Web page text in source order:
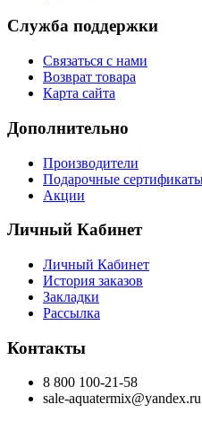
Служба поддержки
Связаться с нами
Возврат товара
Карта сайта
Дополнительно
Производители
Подарочные
Акции
Личный Кабинет
Личный Кабинет
История заказов
Закладки
Рассылка
Контакты
8 800 100-21-58
sale-aquatermix@yandex.ru